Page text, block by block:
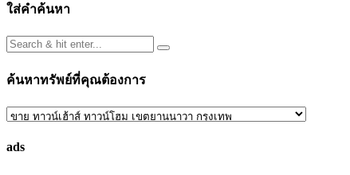
ใส่คำค้นหา
ค้นหาทรัพย์ที่คุณต้องการ
ค้นหา
ที่
ads